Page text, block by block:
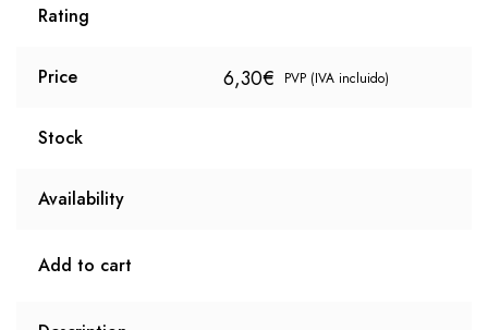
Rating
Price 6,30€ PVP (IVA incluido)
Stock
Availability
Add to cart